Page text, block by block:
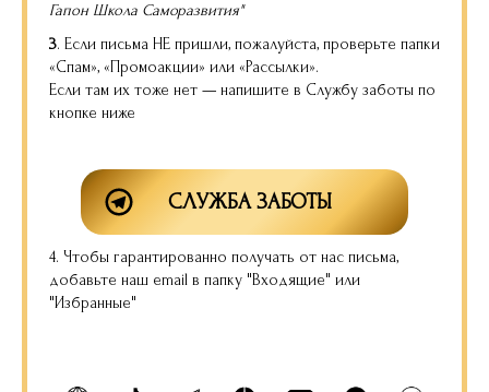
Гапон Школа Саморазвития"
3. Если письма НЕ пришли, пожалуйста, проверьте папки
«Спам», «Промоакции» или «Рассылки».
Если там их тоже нет — напишите в Службу заботы по
кнопке ниже
СЛУЖБА ЗАБОТЫ
4. Чтобы гарантированно получать от нас письма,
добавьте наш email в папку "Входящие" или
"Избранные"